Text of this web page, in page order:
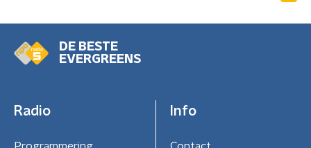
DE BESTE
EVERGREENS
Radio Info